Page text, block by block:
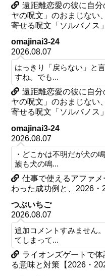
遠距離恋愛の彼に自
ヤの呪文」のおまじない
寄せる呪文「ソルバノス」
omajinai3-24
2026.08.07
はっきり「戻らない」と
すね。でも...
遠距離恋愛の彼に自
ヤの呪文」のおまじない
寄せる呪文「ソルバノス」
omajinai3-24
2026.08.07
・どこかは不明だが犬の
族も犬の鳴...
仕事で使えるアファ
わった成功例と、2026
つぶいちご
2026.08.07
追加コメントすみません
てしまって...
ライオンズゲートで
る意味と対策【2026・